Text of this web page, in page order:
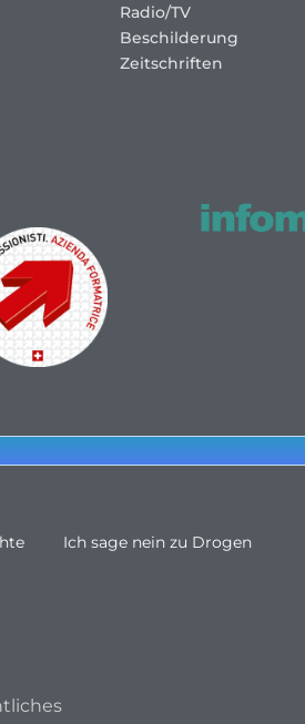
Radio/TV
Beschilderung
Zeitschriften
Ich sage nein zu Drogen